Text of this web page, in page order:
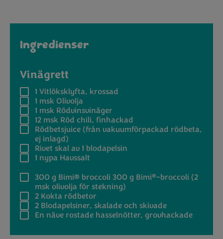
Ingredienser
Vinägrett
1 Vitlöksklyfta, krossad
1 msk Olivolja
1 msk Rödvinsvinäger
12 msk Röd chili, finhackad
Rödbetsjuice (från vakuumförpackad rödbeta,
ej inlagd)
Rivet skal av 1 blodapelsin
1 nypa Havssalt
300 g Bimi® broccoli300 g Bimi®-broccoli (2
msk olivolja för stekning)
2 Kokta rödbetor
2 Blodapelsiner, skalade och skivade
En näve rostade hasselnötter, grovhackade